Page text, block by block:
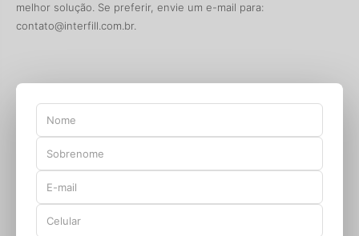
melhor solução. Se preferir, envie um e-mail para:
contato@interfill.com.br.